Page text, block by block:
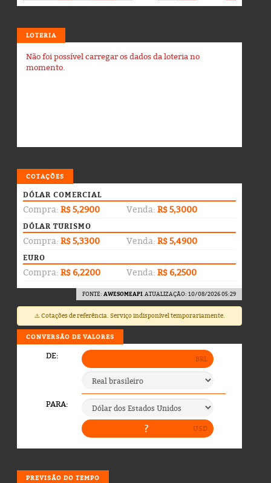
LOTERIA
Não foi possível carregar os dados da loteria no
momento.
COTAÇÕES
DÓLAR COMERCIAL
Compra: R$ 5,2900 Venda: R$ 5,3000
DÓLAR TURISMO
Compra: R$ 5,3300 Venda: R$ 5,4900
EURO
Compra: R$ 6,2200 Venda: R$ 6,2500
FONTE: AWESOMEAPI. ATUALIZAÇÃO: 10/08/2026 05:29
⚠️ Cotações de referência. Serviço indisponível temporariamente.
CONVERSÃO DE VALORES
PREVISÃO DO TEMPO